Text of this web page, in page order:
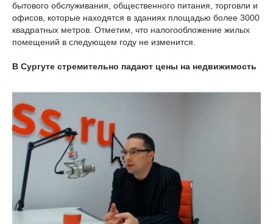
бытового обслуживания, общественного питания, торговли и
офисов, которые находятся в зданиях площадью более 3000
квадратных метров. Отметим, что налогообложение жилых
помещений в следующем году не изменится.
В Сургуте стремительно падают цены на недвижимость